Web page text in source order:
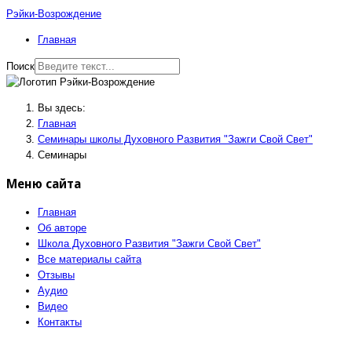
Рэйки-Возрождение
Главная
Поиск
Вы здесь:
Главная
Семинары школы Духовного Развития "Зажги Свой Свет"
Семинары
Меню сайта
Главная
Об авторе
Школа Духовного Развития "Зажги Свой Свет"
Все материалы сайта
Отзывы
Аудио
Видео
Контакты